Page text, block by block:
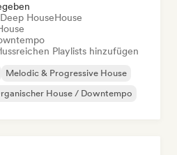
Deep HouseHouse
Playlists hinzufügen
Melodic & Progressive House
House / Downtempo